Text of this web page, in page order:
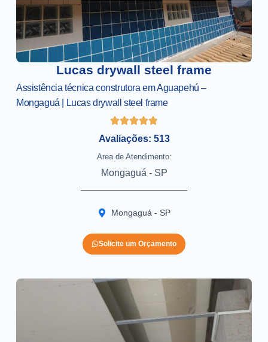
Lucas drywall steel frame
Assistência técnica construtora em Aguapehú –
Mongaguá | Lucas drywall steel frame
Avaliações: 513
Area de Atendimento:
Mongaguá - SP
Mongaguá - SP
Solicite um Orçamento